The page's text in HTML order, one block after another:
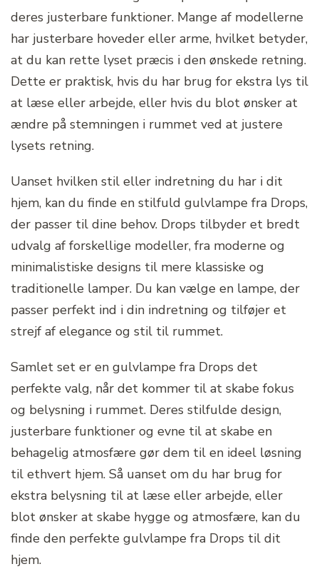
deres justerbare funktioner. Mange af modellerne
har justerbare hoveder eller arme, hvilket betyder,
at du kan rette lyset præcis i den ønskede retning.
Dette er praktisk, hvis du har brug for ekstra lys til
at læse eller arbejde, eller hvis du blot ønsker at
ændre på stemningen i rummet ved at justere
lysets retning.
Uanset hvilken stil eller indretning du har i dit
hjem, kan du finde en stilfuld gulvlampe fra Drops,
der passer til dine behov. Drops tilbyder et bredt
udvalg af forskellige modeller, fra moderne og
minimalistiske designs til mere klassiske og
traditionelle lamper. Du kan vælge en lampe, der
passer perfekt ind i din indretning og tilføjer et
strejf af elegance og stil til rummet.
Samlet set er en gulvlampe fra Drops det
perfekte valg, når det kommer til at skabe fokus
og belysning i rummet. Deres stilfulde design,
justerbare funktioner og evne til at skabe en
behagelig atmosfære gør dem til en ideel løsning
til ethvert hjem. Så uanset om du har brug for
ekstra belysning til at læse eller arbejde, eller
blot ønsker at skabe hygge og atmosfære, kan du
finde den perfekte gulvlampe fra Drops til dit
hjem.